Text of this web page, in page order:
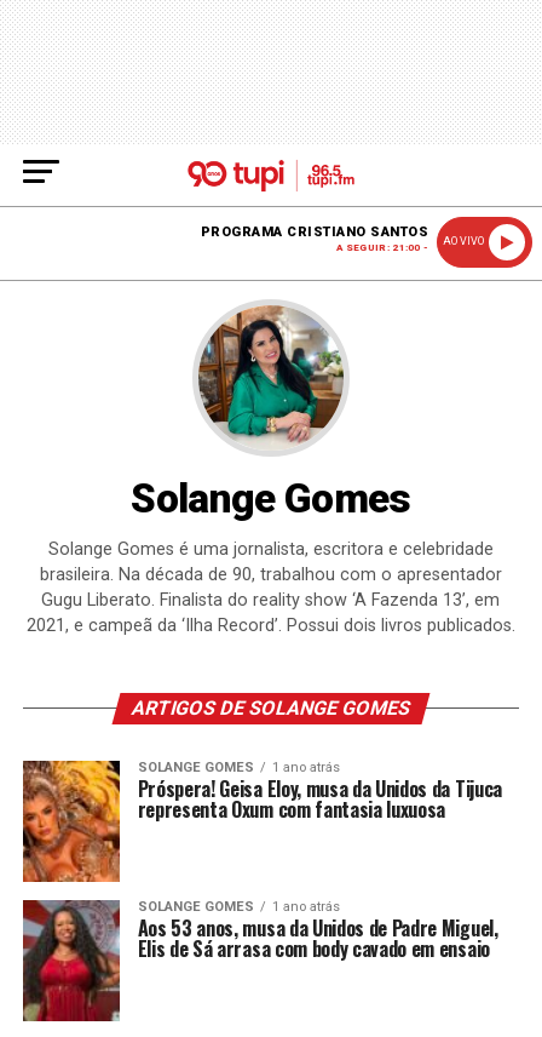
PROGRAMA CRISTIANO SANTOS
A SEGUIR: 21:00 -
AO VIVO
Solange Gomes
Solange Gomes é uma jornalista, escritora e celebridade
brasileira. Na década de 90, trabalhou com o apresentador
Gugu Liberato. Finalista do reality show ‘A Fazenda 13’, em
2021, e campeã da ‘Ilha Record’. Possui dois livros publicados.
ARTIGOS DE SOLANGE GOMES
SOLANGE GOMES 1 ano atrás
Próspera! Geisa Eloy, musa da Unidos da Tijuca
representa Oxum com fantasia luxuosa
SOLANGE GOMES 1 ano atrás
Aos 53 anos, musa da Unidos de Padre Miguel,
Elis de Sá arrasa com body cavado em ensaio